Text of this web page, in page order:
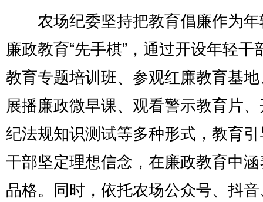
农场纪委坚持把教育倡廉作为年
廉政教育“先手棋”，通过开设年轻干
教育专题培训班、参观红廉教育基
展播廉政微早课、观看警示教育片
纪法规知识测试等多种形式，教育
干部坚定理想信念，在廉政教育中
品格。同时，依托农场公众号、抖